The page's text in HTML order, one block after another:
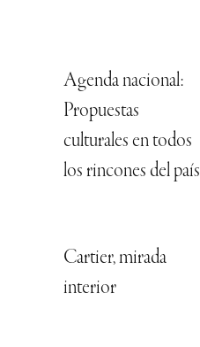
Agenda nacional:
Propuestas
culturales en todos
los rincones del país
Cartier, mirada
interior